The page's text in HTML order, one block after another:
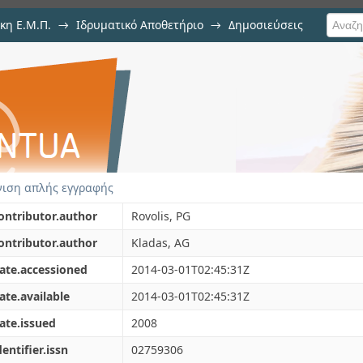
Ε.Μ.Π. → Ιδρυματικό Αποθετήριο → Δημοσιεύσεις
using numerical methods
απλής εγγραφής
Rovolis, PG
Kladas, AG
2014-03-01T02:45:31Z
2014-03-01T02:45:31Z
2008
02759306